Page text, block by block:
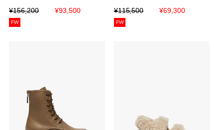
¥156,200
¥93,500
¥156,200
¥93,500
FW
¥115,500
¥69,300
¥115,500
¥69,300
FW